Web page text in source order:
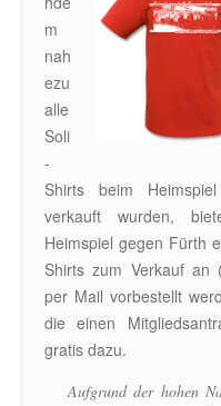
m
nah
ezu
alle
Soli
-
Shirts beim
verkauft wurden,
Heimspiel gegen Fürth
Shirts zum Verkauf an
per Mail vorbestellt
die einen
gratis dazu.
Aufgrund der hohen